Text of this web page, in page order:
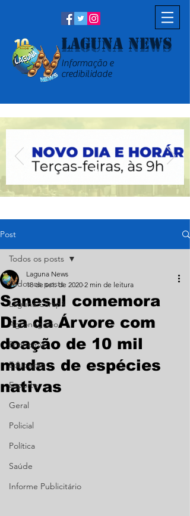
Laguna News
Informação e
credibilidade
Post
Todos os posts
Laguna Carapã
Agronegócio
Economia
Educação
Esporte
Geral
Policial
Política
Saúde
Informe Publicitário
Todos os posts
Sanesul comemora
Dia da Árvore com
doação de 10 mil
mudas de espécies
nativas
Laguna News
18 de set. de 2020 2 min de leitura